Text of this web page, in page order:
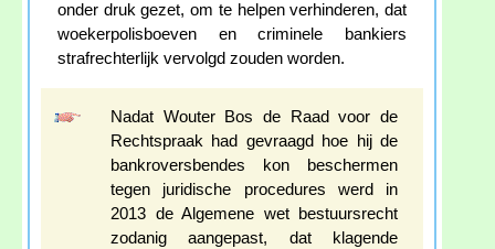
onder druk gezet, om te helpen verhinderen, dat
woekerpolisboeven en criminele bankiers
strafrechterlijk vervolgd zouden worden.
Nadat Wouter Bos de Raad voor de
Rechtspraak had gevraagd hoe hij de
bankroversbendes kon beschermen
tegen juridische procedures werd in
2013 de Algemene wet bestuursrecht
zodanig aangepast, dat klagende